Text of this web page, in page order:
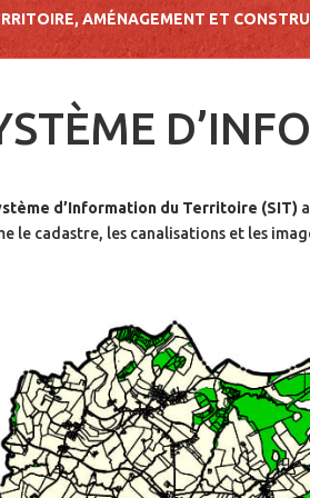
AMÉNAGEMENT ET
d’Information du Territoire (SIT)
le cadastre, les canalisations et les